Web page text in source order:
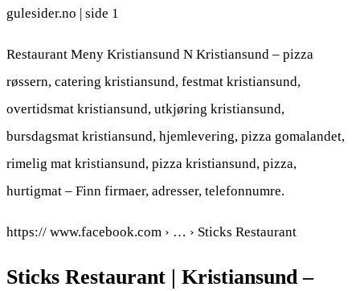
gulesider.no | side 1
Restaurant Meny Kristiansund N Kristiansund – pizza
røssern, catering kristiansund, festmat kristiansund,
overtidsmat kristiansund, utkjøring kristiansund,
bursdagsmat kristiansund, hjemlevering, pizza gomalandet,
rimelig mat kristiansund, pizza kristiansund, pizza,
hurtigmat – Finn firmaer, adresser, telefonnumre.
https:// www.facebook.com › … › Sticks Restaurant
Sticks Restaurant | Kristiansund –